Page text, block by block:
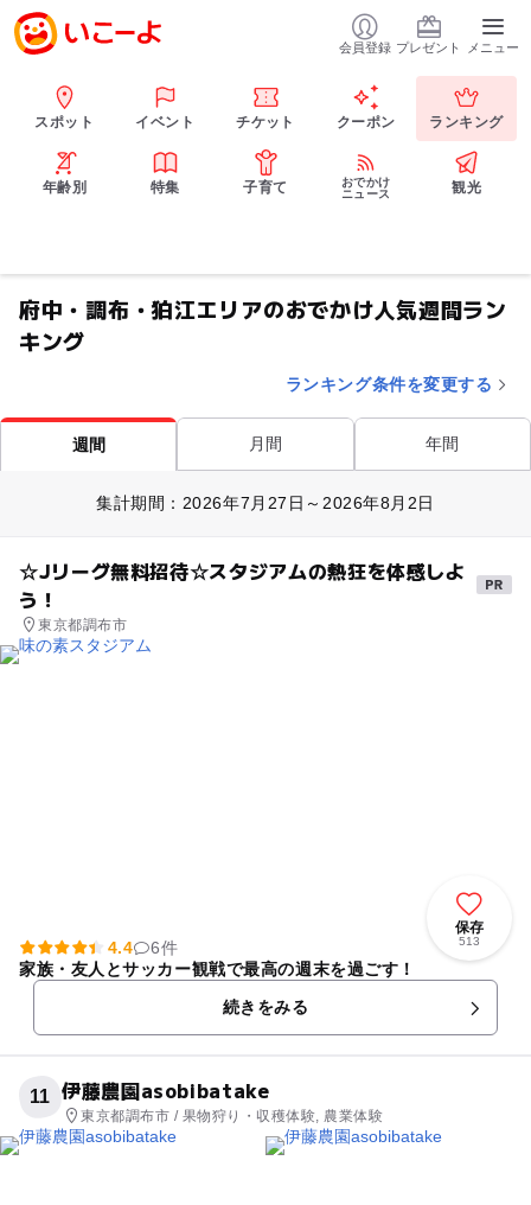
会員登録 プレゼント メニュー
スポット イベント チケット クーポン ランキング
年齢別 特集 子育て
おでかけ
ニュース
観光
府中・調布・狛江エリアのおでかけ人気週間ラン
キング
ランキング条件を変更する
週間 月間 年間
集計期間：2026年7月27日～2026年8月2日
☆Jリーグ無料招待☆スタジアムの熱狂を体感しよ
う！
東京都調布市
保存
513
4.4
6件
家族・友人とサッカー観戦で最高の週末を過ごす！
続きをみる
11 伊藤農園asobibatake
東京都調布市 / 果物狩り・収穫体験, 農業体験